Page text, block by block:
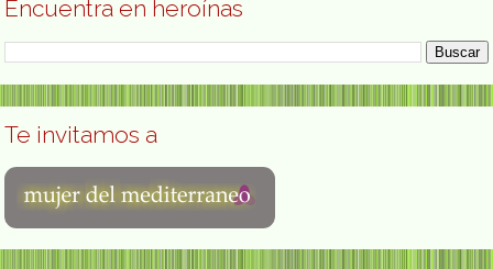
Encuentra en heroínas
Te invitamos a